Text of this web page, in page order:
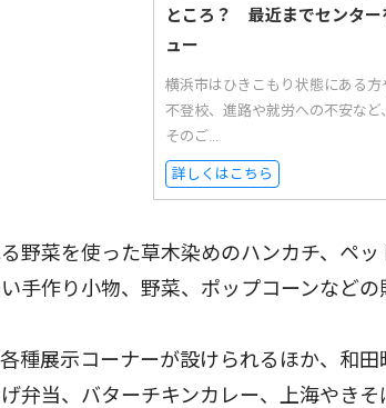
ところ？ 最近までセンター
ュー
横浜市はひきこもり状態にある方
不登校、進路や就労への不安な
そのご...
詳しくはこちら
野菜を使った草木染めのハンカチ、ペ
手作り小物、野菜、ポップコーンなどの
種展示コーナーが設けられるほか、和
弁当、バターチキンカレー、上海やきそ